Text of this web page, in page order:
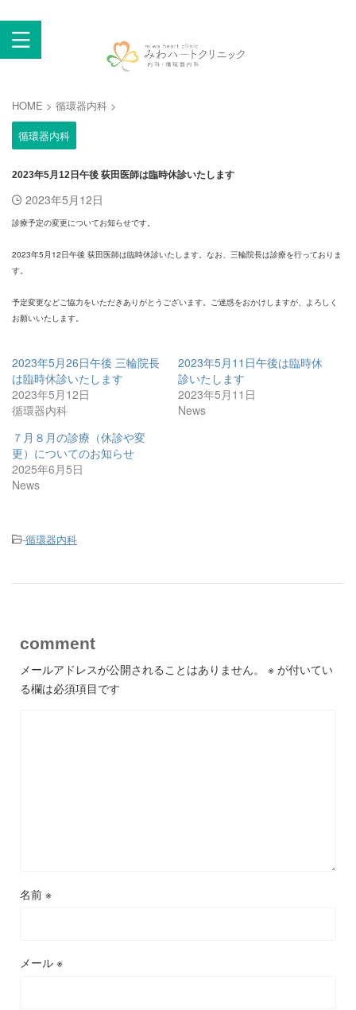
HOME > 循環器内科 >
循環器内科
2023年5月12日午後 荻田医師は臨時休診いたします
2023年5月12日
診療予定の変更についてお知らせです。
2023年5月12日午後 荻田医師は臨時休診いたします。なお、三輪院長は診療を行っておりま
す。
予定変更などご協力をいただきありがとうございます。ご迷惑をおかけしますが、よろしく
お願いいたします。
2023年5月26日午後 三輪院長
は臨時休診いたします
2023年5月12日
循環器内科
2023年5月11日午後は臨時休
診いたします
2023年5月11日
News
７月８月の診療（休診や変
更）についてのお知らせ
2025年6月5日
News
-循環器内科
comment
メールアドレスが公開されることはありません。 ※ が付いてい
る欄は必須項目です
名前 ※
メール ※